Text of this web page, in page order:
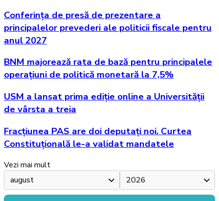
Conferința de presă de prezentare a
principalelor prevederi ale politicii fiscale pentru
anul 2027
BNM majorează rata de bază pentru principalele
operațiuni de politică monetară la 7,5%
USM a lansat prima ediție online a Universității
de vârsta a treia
Fracțiunea PAS are doi deputați noi. Curtea
Constituțională le-a validat mandatele
Vezi mai mult